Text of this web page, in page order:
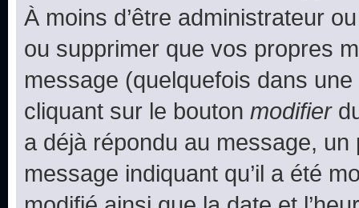
À moins d’être administrateur
ou supprimer que vos propres
message (quelquefois dans
cliquant sur le bouton modifier
a déjà répondu au message, un
message indiquant qu’il a été